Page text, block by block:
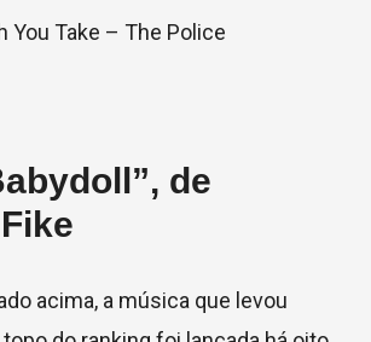
You Take – The Police
de
acima, a música que levou